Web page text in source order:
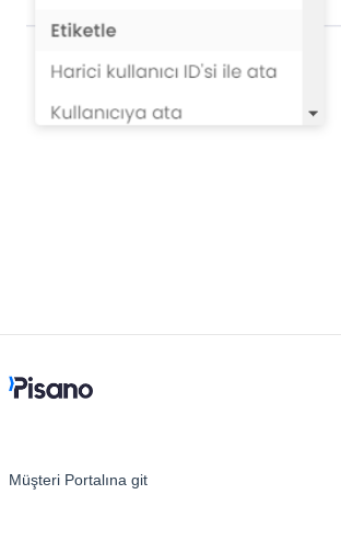
Otomasyon
Entegrasyon
Metin Analizi
Müşteri Portalına git